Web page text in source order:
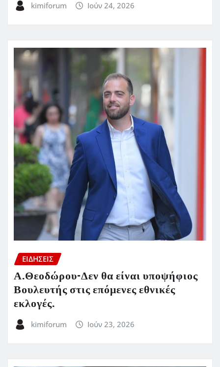
kimiforum Ιούν 24, 2026
ΕΙΔΗΣΕΙΣ
Α.Θεοδώρου-Δεν θα είναι υποψήφιος
Βουλευτής στις επόμενες εθνικές
εκλογές.
kimiforum Ιούν 23, 2026